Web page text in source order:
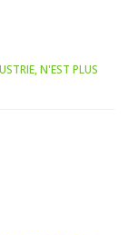
N'EST PLUS